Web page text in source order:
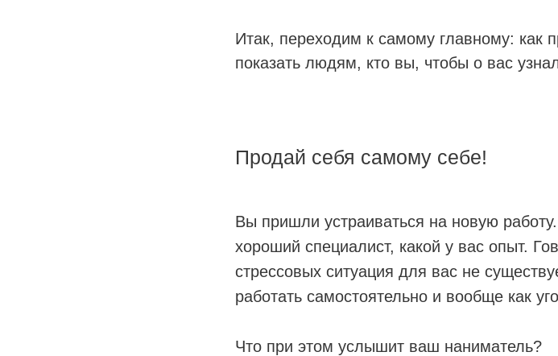
Итак, переходим к самому главному: как
показать людям, кто вы, чтобы о вас
Продай себя самому себе!
Вы пришли устраиваться на новую
хороший специалист, какой у вас опыт.
стрессовых ситуация для вас не
работать самостоятельно и вообще как
Что при этом услышит ваш наниматель?